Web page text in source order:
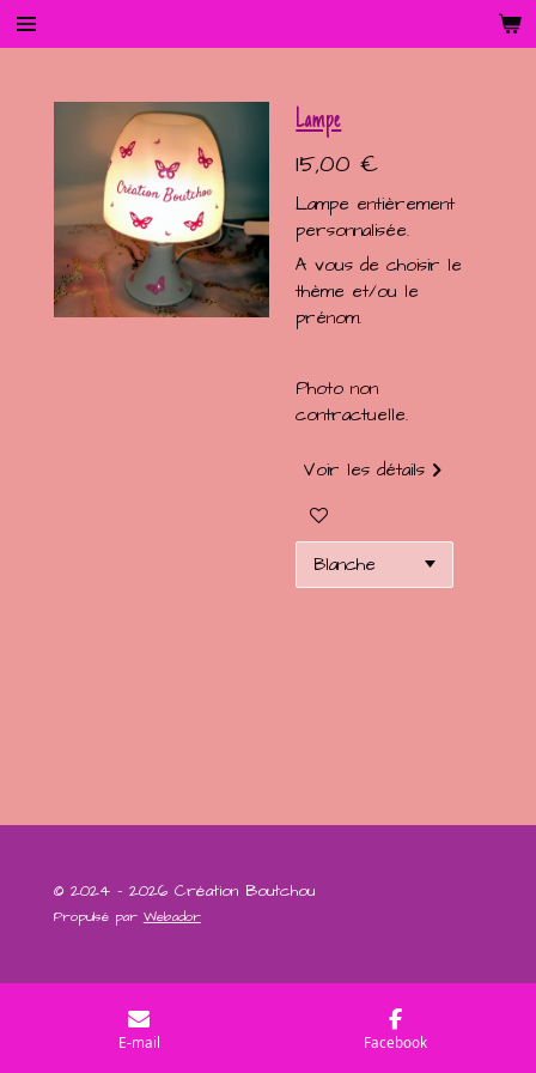
Passer
au
principal
Lampe
15,00 €
Lampe entièrement
personnalisée.
A vous de choisir le
thème et/ou le
prénom.
Photo non
contractuelle.
Voir les détails
© 2024 - 2026 Création Boutchou
Propulsé par Webador
E-mail Facebook